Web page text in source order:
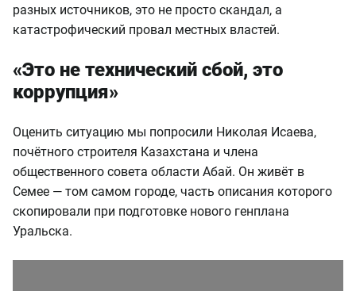
разных источников, это не просто скандал, а
катастрофический провал местных властей.
«Это не технический сбой, это
коррупция»
Оценить ситуацию мы попросили Николая Исаева,
почётного строителя Казахстана и члена
общественного совета области Абай. Он живёт в
Семее — том самом городе, часть описания которого
скопировали при подготовке нового генплана
Уральска.